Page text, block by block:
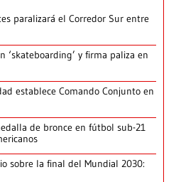
paralizará el Corredor Sur entre
‘skateboarding’ y firma paliza en
establece Comando Conjunto en
de bronce en fútbol sub-21
sobre la final del Mundial 2030: